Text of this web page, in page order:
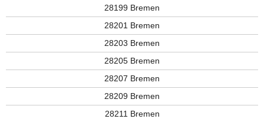
28199 Bremen
28201 Bremen
28203 Bremen
28205 Bremen
28207 Bremen
28209 Bremen
28211 Bremen